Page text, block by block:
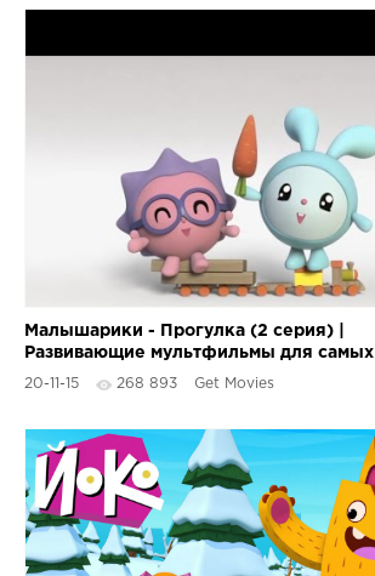
Малышарики - Прогулка (2 серия) |
Развивающие мультфильмы для самых
маленьких 1,2,3,4 года
20-11-15 268 893 Get Movies